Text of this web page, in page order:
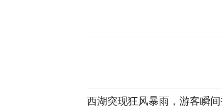
西湖突现狂风暴雨，游客瞬